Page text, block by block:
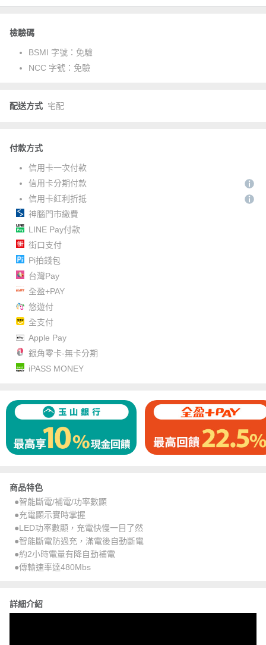
檢驗碼
BSMI 字號： 免驗
NCC 字號： 免驗
配送方式 宅配
付款方式
信用卡一次付款
信用卡分期付款
信用卡紅利折抵
神腦門市繳費
LINE Pay付款
街口支付
Pi拍錢包
台灣Pay
全盈+PAY
悠遊付
全支付
Apple Pay
銀角零卡-無卡分期
iPASS MONEY
商品特色
●智能斷電/補電/功率數顯
●充電顯示實時掌握
●LED功率數顯，充電快慢一目了然
●智能斷電防過充，滿電後自動斷電
●約2小時電量有降自動補電
●傳輸速率達480Mbs
詳細介紹